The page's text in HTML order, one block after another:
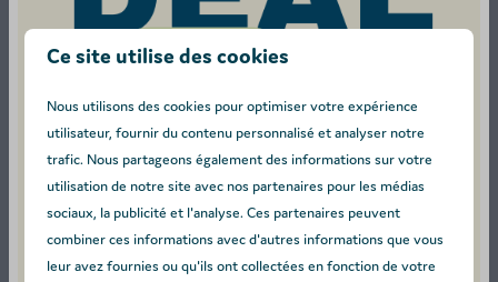
38 000,00 €
Plus
À vendre
Ce site utilise des cookies
Nous utilisons des cookies pour optimiser votre expérience
utilisateur, fournir du contenu personnalisé et analyser notre
trafic. Nous partageons également des informations sur votre
utilisation de notre site avec nos partenaires pour les médias
sociaux, la publicité et l'analyse. Ces partenaires peuvent
combiner ces informations avec d'autres informations que vous
leur avez fournies ou qu'ils ont collectées en fonction de votre